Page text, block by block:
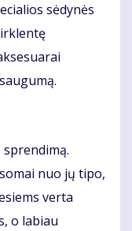
sėdynės
nuo jų tipo,
verta
o labiau